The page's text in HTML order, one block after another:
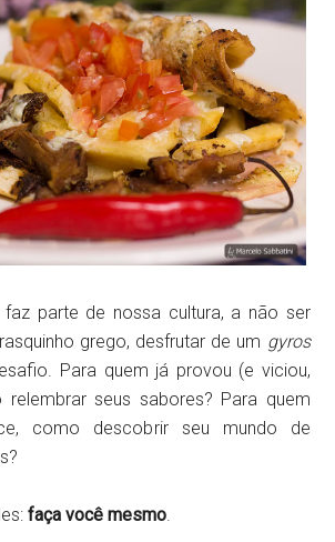
parte de nossa cultura, a não ser
grego, desfrutar de um gyros
Para quem já provou (e viciou,
seus sabores? Para quem
como descobrir seu mundo de
faça você mesmo.